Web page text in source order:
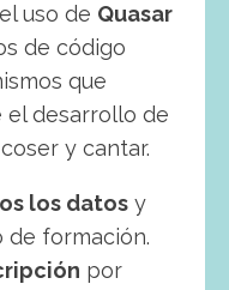
uso de Quasar
de código
que
el desarrollo de
y cantar.
los datos y
de formación.
por